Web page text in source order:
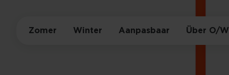
Zomer Winter Aanpasbaar Über O/W